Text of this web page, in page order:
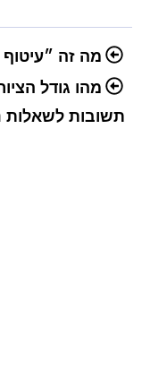
מה זה ״עיטוף
מהו גודל
תשובות לשאלות